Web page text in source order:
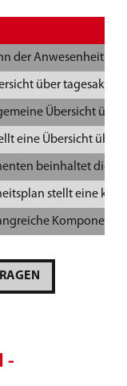
der
über
Übersicht
eine Übersicht
beinhaltet die
stellt eine
-